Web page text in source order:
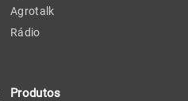
Agrotalk
Rádio
Produtos